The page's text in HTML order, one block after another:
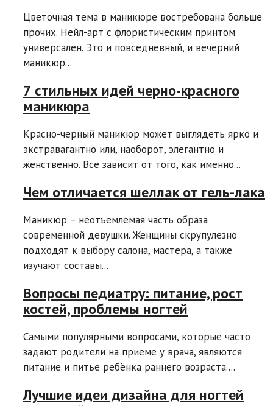
Цветочная тема в маникюре востребована больше
прочих. Нейл-арт с флористическим принтом
универсален. Это и повседневный, и вечерний
маникюр...
7 стильных идей черно-красного
маникюра
Красно-черный маникюр может выглядеть ярко и
экстравагантно или, наоборот, элегантно и
женственно. Все зависит от того, как именно...
Чем отличается шеллак от гель-лака
Маникюр – неотъемлемая часть образа
современной девушки. Женщины скрупулезно
подходят к выбору салона, мастера, а также
изучают составы...
Вопросы педиатру: питание, рост
костей, проблемы ногтей
Самыми популярными вопросами, которые часто
задают родители на приеме у врача, являются
питание и питье ребёнка раннего возраста....
Лучшие идеи дизайна для ногтей